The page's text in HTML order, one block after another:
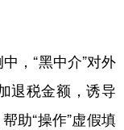
，“黑中介”对外
退税金额，诱导
助“操作”虚假填